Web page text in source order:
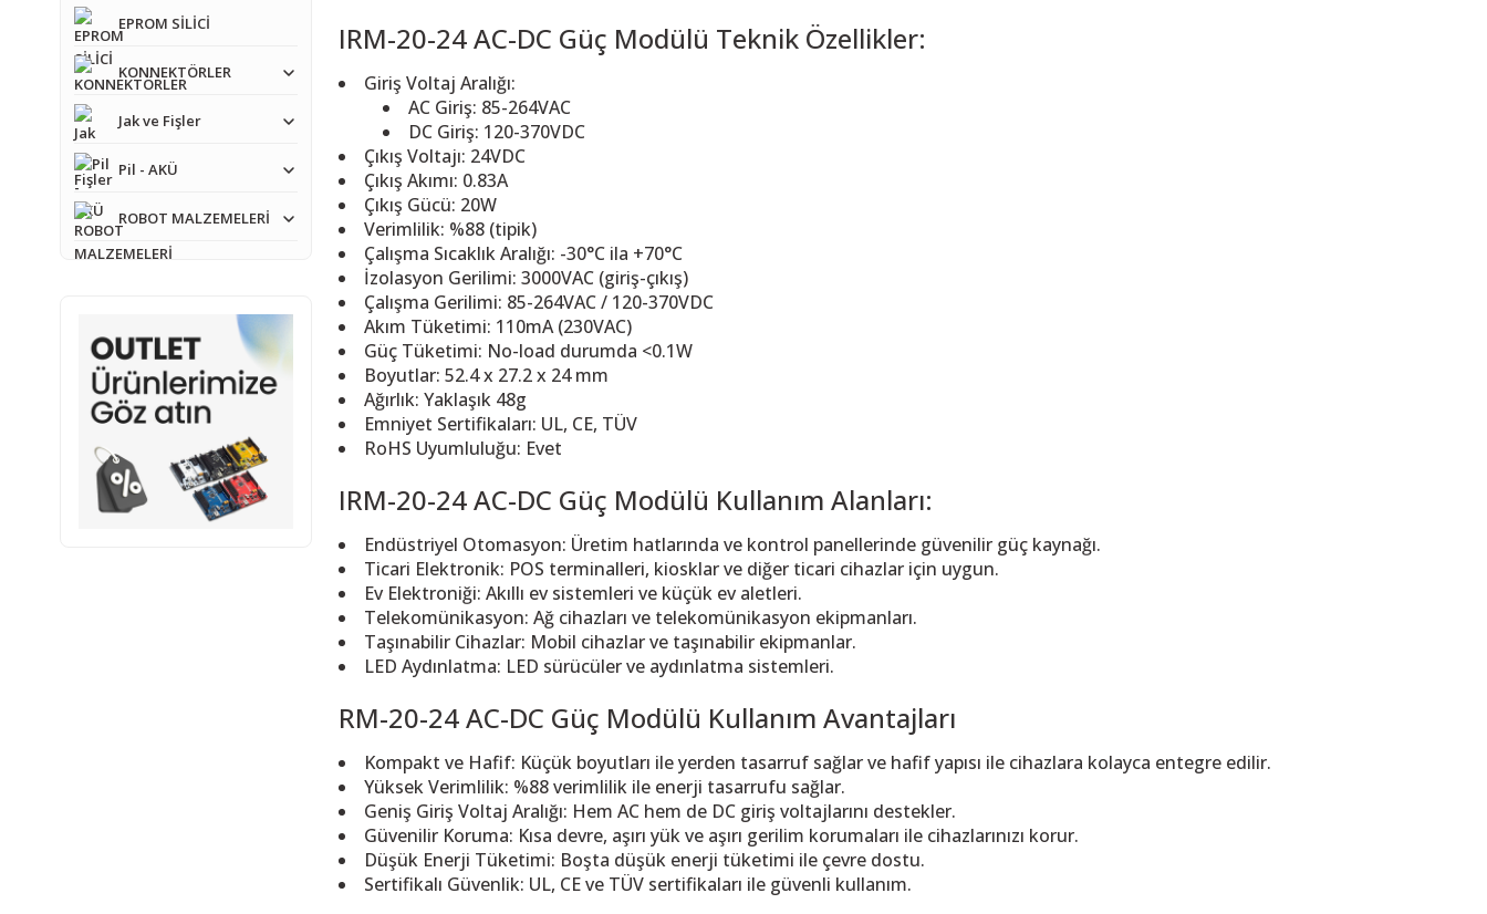
EPROM SİLİCİ
KONNEKTÖRLER
Jak ve Fişler
Pil - AKÜ
ROBOT MALZEMELERİ
IRM-20-24 AC-DC Güç Modülü Teknik Özellikler:
Giriş Voltaj Aralığı:
AC Giriş: 85-264VAC
DC Giriş: 120-370VDC
Çıkış Voltajı: 24VDC
Çıkış Akımı: 0.83A
Çıkış Gücü: 20W
Verimlilik: %88 (tipik)
Çalışma Sıcaklık Aralığı: -30°C ila +70°C
İzolasyon Gerilimi: 3000VAC (giriş-çıkış)
Çalışma Gerilimi: 85-264VAC / 120-370VDC
Akım Tüketimi: 110mA (230VAC)
Güç Tüketimi: No-load durumda <0.1W
Boyutlar: 52.4 x 27.2 x 24 mm
Ağırlık: Yaklaşık 48g
Emniyet Sertifikaları: UL, CE, TÜV
RoHS Uyumluluğu: Evet
IRM-20-24 AC-DC Güç Modülü Kullanım Alanları:
Endüstriyel Otomasyon: Üretim hatlarında ve kontrol panellerinde güvenilir güç kaynağı.
Ticari Elektronik: POS terminalleri, kiosklar ve diğer ticari cihazlar için uygun.
Ev Elektroniği: Akıllı ev sistemleri ve küçük ev aletleri.
Telekomünikasyon: Ağ cihazları ve telekomünikasyon ekipmanları.
Taşınabilir Cihazlar: Mobil cihazlar ve taşınabilir ekipmanlar.
LED Aydınlatma: LED sürücüler ve aydınlatma sistemleri.
RM-20-24 AC-DC Güç Modülü Kullanım Avantajları
Kompakt ve Hafif: Küçük boyutları ile yerden tasarruf sağlar ve hafif yapısı ile cihazlara kolayca entegre edilir.
Yüksek Verimlilik: %88 verimlilik ile enerji tasarrufu sağlar.
Geniş Giriş Voltaj Aralığı: Hem AC hem de DC giriş voltajlarını destekler.
Güvenilir Koruma: Kısa devre, aşırı yük ve aşırı gerilim korumaları ile cihazlarınızı korur.
Düşük Enerji Tüketimi: Boşta düşük enerji tüketimi ile çevre dostu.
Sertifikalı Güvenlik: UL, CE ve TÜV sertifikaları ile güvenli kullanım.